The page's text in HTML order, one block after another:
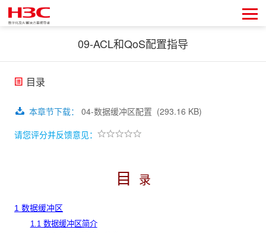
09-ACL和QoS配置指导
目录
本章节下载： 04-数据缓冲区配置 (293.16 KB)
请您评分并反馈意见：
目 录
1 数据缓冲区
1.1 数据缓冲区简介